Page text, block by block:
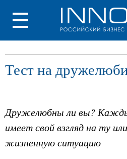
Тест на
Дружелюбны ли вы?
имеет свой взгляд на ту
жизненную ситуацию